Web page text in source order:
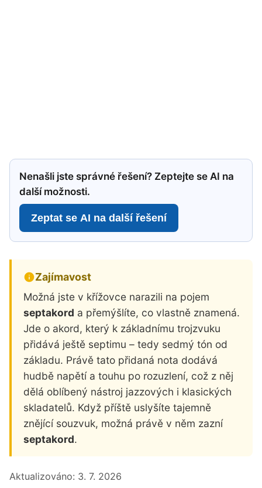
Nenašli jste správné řešení? Zeptejte se AI na
další možnosti.
Zeptat se AI na další řešení
Zajímavost
Možná jste v křížovce narazili na pojem
septakord a přemýšlíte, co vlastně znamená.
Jde o akord, který k základnímu trojzvuku
přidává ještě septimu – tedy sedmý tón od
základu. Právě tato přidaná nota dodává
hudbě napětí a touhu po rozuzlení, což z něj
dělá oblíbený nástroj jazzových i klasických
skladatelů. Když příště uslyšíte tajemně
znějící souzvuk, možná právě v něm zazní
septakord.
Aktualizováno: 3. 7. 2026